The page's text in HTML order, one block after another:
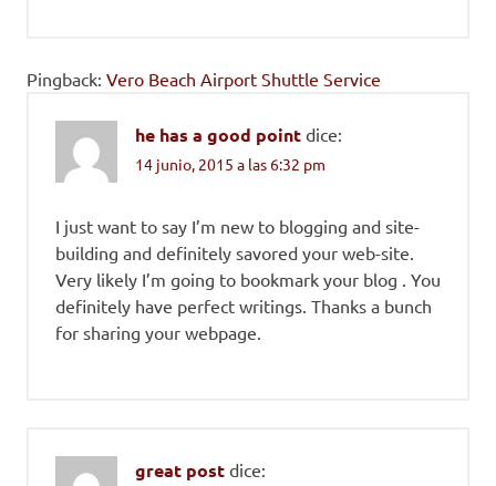
Pingback: Vero Beach Airport Shuttle Service
he has a good point dice:
14 junio, 2015 a las 6:32 pm
I just want to say I’m new to blogging and site-
building and definitely savored your web-site.
Very likely I’m going to bookmark your blog . You
definitely have perfect writings. Thanks a bunch
for sharing your webpage.
great post dice: